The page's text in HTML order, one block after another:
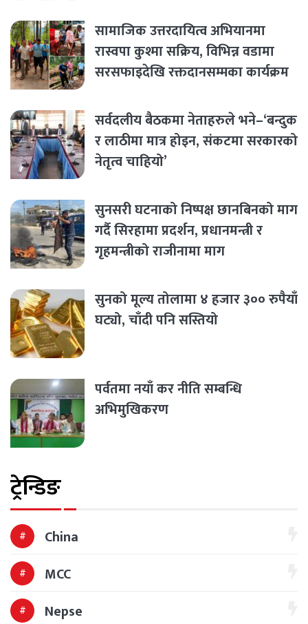
सामाजिक उत्तरदायित्व अभियानमा
रास्वपा कुश्मा सक्रिय, विभिन्न वडामा
सरसफाइदेखि रक्तदानसम्मका कार्यक्रम
सर्वदलीय बैठकमा नेताहरुले भने–‘बन्दुक
र लाठीमा मात्र होइन, संकटमा सरकारको
नेतृत्व चाहियो’
सुनसरी घटनाको निष्पक्ष छानबिनको माग
गर्दै सिरहामा प्रदर्शन, प्रधानमन्त्री र
गृहमन्त्रीको राजीनामा माग
सुनको मूल्य तोलामा ४ हजार ३०० रुपैयाँ
घट्यो, चाँदी पनि सस्तियो
पर्वतमा नयाँ कर नीति सम्बन्धि
अभिमुखिकरण
ट्रेन्डिङ
China
MCC
Nepse